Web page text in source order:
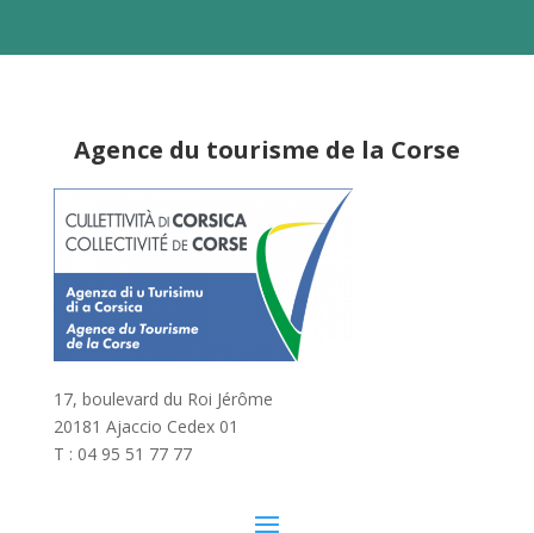
Agence du tourisme de la Corse
17, boulevard du Roi Jérôme
20181 Ajaccio Cedex 01
T : 04 95 51 77 77